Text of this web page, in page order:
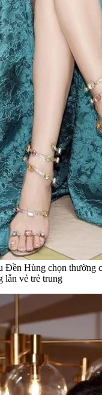
Đền Hùng chọn thường
lẫn vẻ trẻ trung